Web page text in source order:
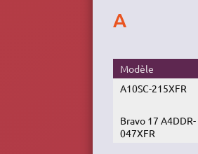
A
Modèle
A10SC-215XFR
Bravo 17 A4DDR-
047XFR